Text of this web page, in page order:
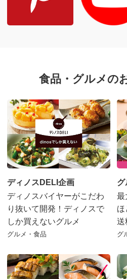
食品・グルメの
ディノスDELI企画
ディノスバイヤーがこだわ
り抜いて開発！ディノスで
しか買えないグルメ
グルメ・食品
グ
最
ほ
送
グ